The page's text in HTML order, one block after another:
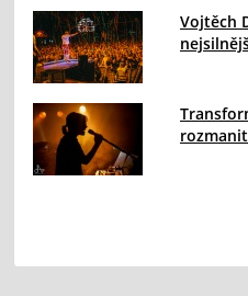
Vojtěch